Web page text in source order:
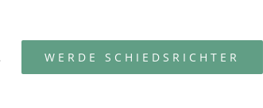
WERDE SCHIEDSRICHTER